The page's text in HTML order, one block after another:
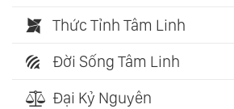
Thức Tỉnh Tâm Linh
Đời Sống Tâm Linh
Đại Kỷ Nguyên